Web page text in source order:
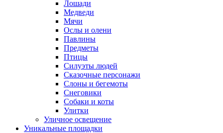
Лошади
Медведи
Мячи
Ослы и олени
Павлины
Предметы
Птицы
Силуэты людей
Сказочные персонажи
Слоны и бегемоты
Снеговики
Собаки и коты
Улитки
Уличное освещение
Уникальные площадки